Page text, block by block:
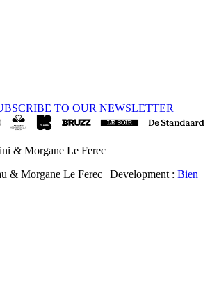
TO OUR NEWSLETTER
& Morgane Le Ferec
& Morgane Le Ferec | Development : Bien